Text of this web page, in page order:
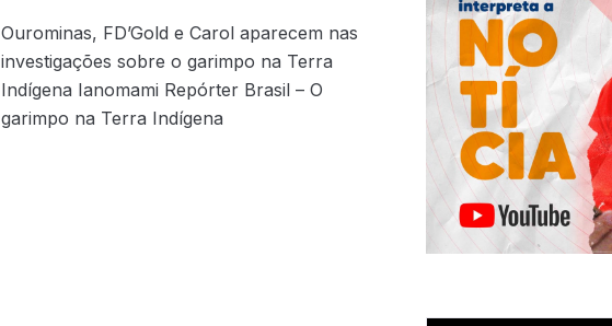
Ourominas, FD’Gold e Carol aparecem nas
investigações sobre o garimpo na Terra
Indígena Ianomami Repórter Brasil – O
garimpo na Terra Indígena